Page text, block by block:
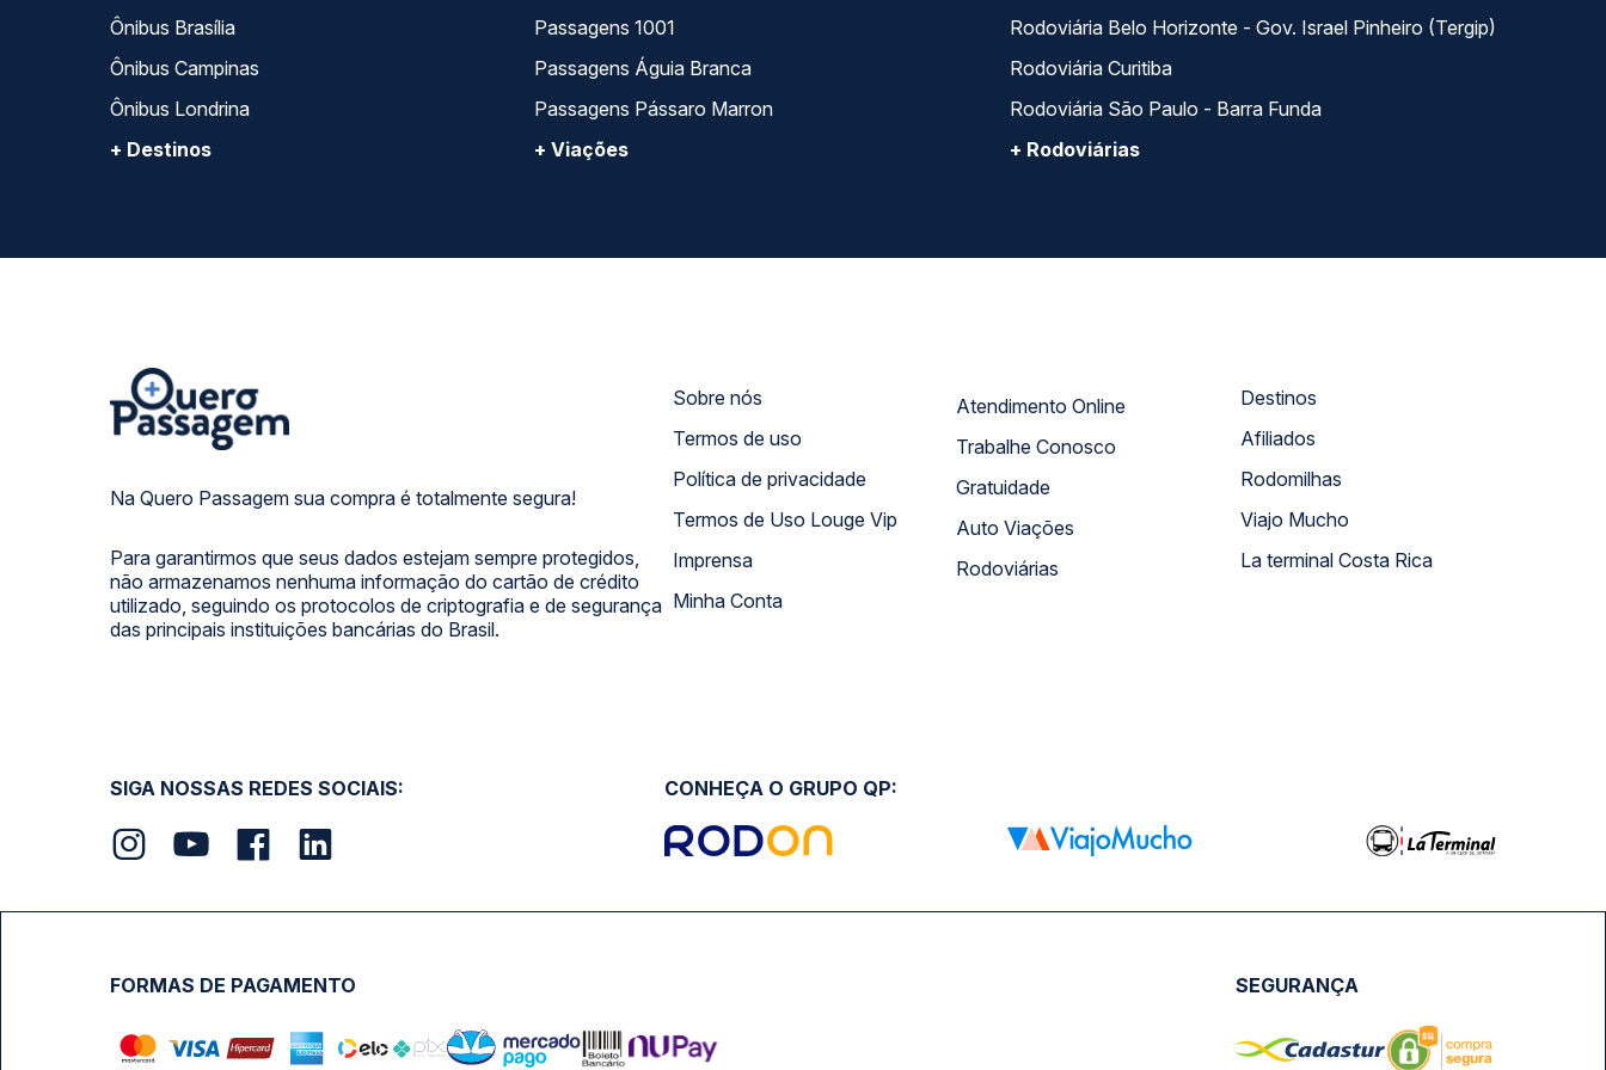
Ônibus Brasília
Ônibus Campinas
Ônibus Londrina
+ Destinos
Passagens 1001
Passagens Águia Branca
Passagens Pássaro Marron
+ Viações
Rodoviária Belo Horizonte - Gov. Israel Pinheiro (Tergip)
Rodoviária Curitiba
Rodoviária São Paulo - Barra Funda
+ Rodoviárias
Na Quero Passagem sua compra é totalmente segura!
Para garantirmos que seus dados estejam sempre protegidos,
não armazenamos nenhuma informação do cartão de crédito
utilizado, seguindo os protocolos de criptografia e de segurança
das principais instituições bancárias do Brasil.
Sobre nós
Termos de uso
Política de privacidade
Termos de Uso Louge Vip
Imprensa
Minha Conta
Atendimento Online
Trabalhe Conosco
Gratuidade
Auto Viações
Rodoviárias
Destinos
Afiliados
Rodomilhas
Viajo Mucho
La terminal Costa Rica
SIGA NOSSAS REDES SOCIAIS: CONHEÇA O GRUPO QP:
FORMAS DE PAGAMENTO SEGURANÇA